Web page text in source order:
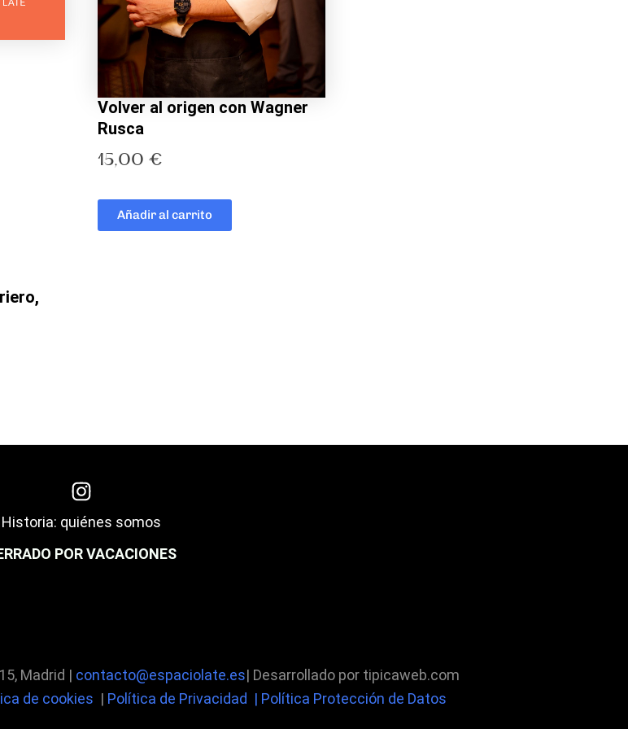
Volver al origen con Wagner
Rusca
15,00 €
Añadir al carrito
Historia: quiénes somos
POR VACACIONES
Madrid | contacto@espaciolate.es| Desarrollado por tipicaweb.com
de cookies | Política de Privacidad | Política Protección de Datos